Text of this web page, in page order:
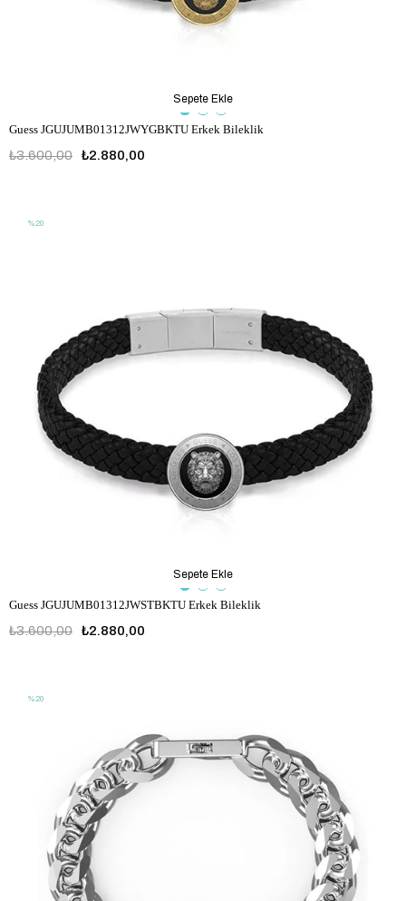
Guess JGUJUMB01312JWYGBKTU Erkek Bileklik
₺2.880,00
₺3.600,00
Sepete Ekle
Guess JGUJUMB01312JWSTBKTU Erkek Bileklik
₺2.880,00
₺3.600,00
Sepete Ekle
%20
%20